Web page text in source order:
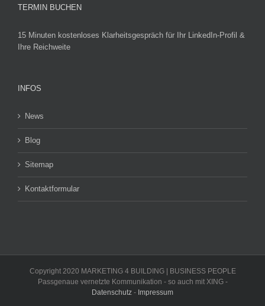
TERMIN BUCHEN
15 Minuten kostenloses Klarheitsgespräch für Ihr LinkedIn-Profil &
Ihre Reichweite
INFOS
News
Blog
Sitemap
Kontaktformular
Copyright 2020 MARKETING 4 BUILDING | BUSINESS PEOPLE
Passgenaue vernetzte Kommunikation - so auch mit XING -
Datenschutz - Impressum